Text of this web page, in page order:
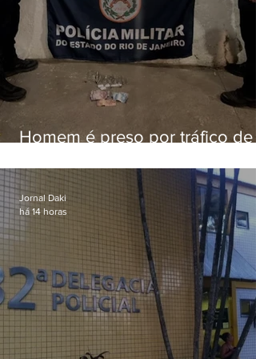
Homem é preso por tráfico de
Jornal Daki
há 14 horas